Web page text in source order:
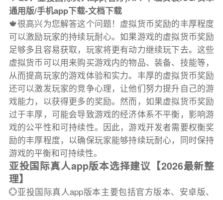
通用版/手机app下载-文档下载
🍁很高兴为您解答这个问题！虚拟货币奖励的丰厚程度
可以激励玩家的持续玩耐心。如果游戏的虚拟货币奖励
足够多且容易获取，玩家将更有动力继续玩下去。这些
虚拟货币可以用来购买游戏内的物品、装备、技能等，
从而提高玩家的游戏体验和实力。丰厚的虚拟货币奖励
还可以激发玩家的竞争心理，让他们努力提升自己的游
戏能力，以获得更多的奖励。然而，如果虚拟货币奖励
过于丰厚，可能会导致游戏的经济体系不平衡，影响游
戏的公平性和可持续性。因此，游戏开发者需要权衡奖
励的丰厚程度，以确保玩家能够持续玩耐心，同时保持
游戏的平衡和可持续性。
亚投国际真人app版本选择建议【2026最新整
理】
💮亚投国际真人app版本主要包括官方版本、安卓版、